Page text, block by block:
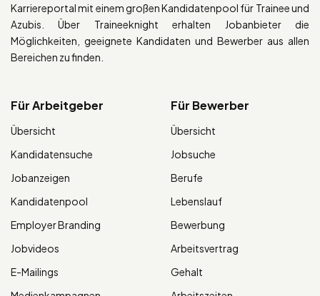
Karriereportal mit einem großen Kandidatenpool für Trainee und
Azubis. Über Traineeknight erhalten Jobanbieter die
Möglichkeiten, geeignete Kandidaten und Bewerber aus allen
Bereichen zu finden.
Für Arbeitgeber
Übersicht
Kandidatensuche
Jobanzeigen
Kandidatenpool
Employer Branding
Jobvideos
E-Mailings
Für Bewerber
Übersicht
Jobsuche
Berufe
Lebenslauf
Bewerbung
Arbeitsvertrag
Gehalt